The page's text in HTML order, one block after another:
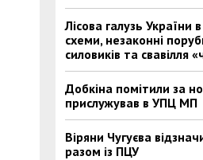
Лісова галузь України
схеми, незаконні
силовиків та свавілля
Добкіна помітили за
прислужував в УПЦ МП
Віряни Чугуєва
разом із ПЦУ